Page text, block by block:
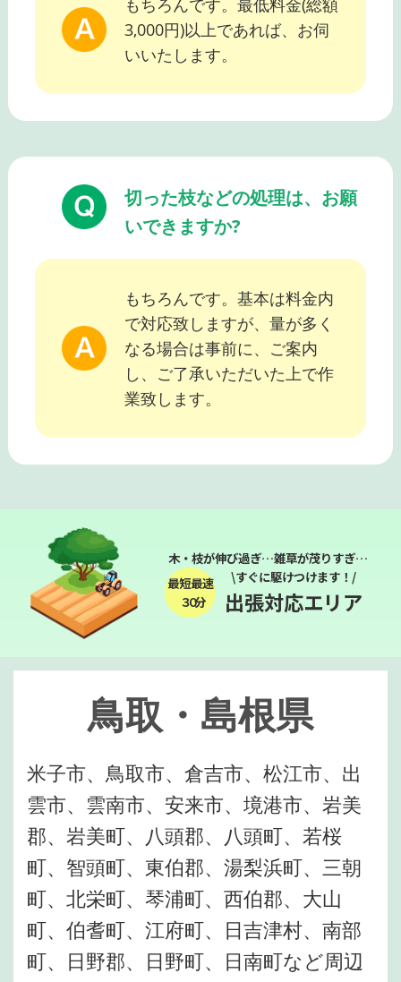
もちろんです。最低料金(総額
3,000円)以上であれば、お伺
いいたします。
切った枝などの処理は、お願
いできますか?
もちろんです。基本は料金内
で対応致しますが、量が多く
なる場合は事前に、ご案内
し、ご了承いただいた上で作
業致します。
木・枝が伸び過ぎ…雑草が茂りすぎ…
最短最速
３０分
\すぐに駆けつけます！/
出張対応エリア
鳥取・島根県
米子市、鳥取市、倉吉市、松江市、出
雲市、雲南市、安来市、境港市、岩美
郡、岩美町、八頭郡、八頭町、若桜
町、智頭町、東伯郡、湯梨浜町、三朝
町、北栄町、琴浦町、西伯郡、大山
町、伯耆町、江府町、日吉津村、南部
町、日野郡、日野町、日南町など周辺